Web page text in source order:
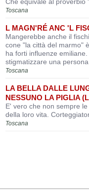
Toscana
L MAGN'RÉ ANC 'L
Mangerebbe anche il
cone "la città del marmo"
ha forti influenze
stigmatizzare una
Toscana
LA BELLA DALLE
NESSUNO LA PIGLIA
E' vero che non sempre
della loro vita.
Toscana